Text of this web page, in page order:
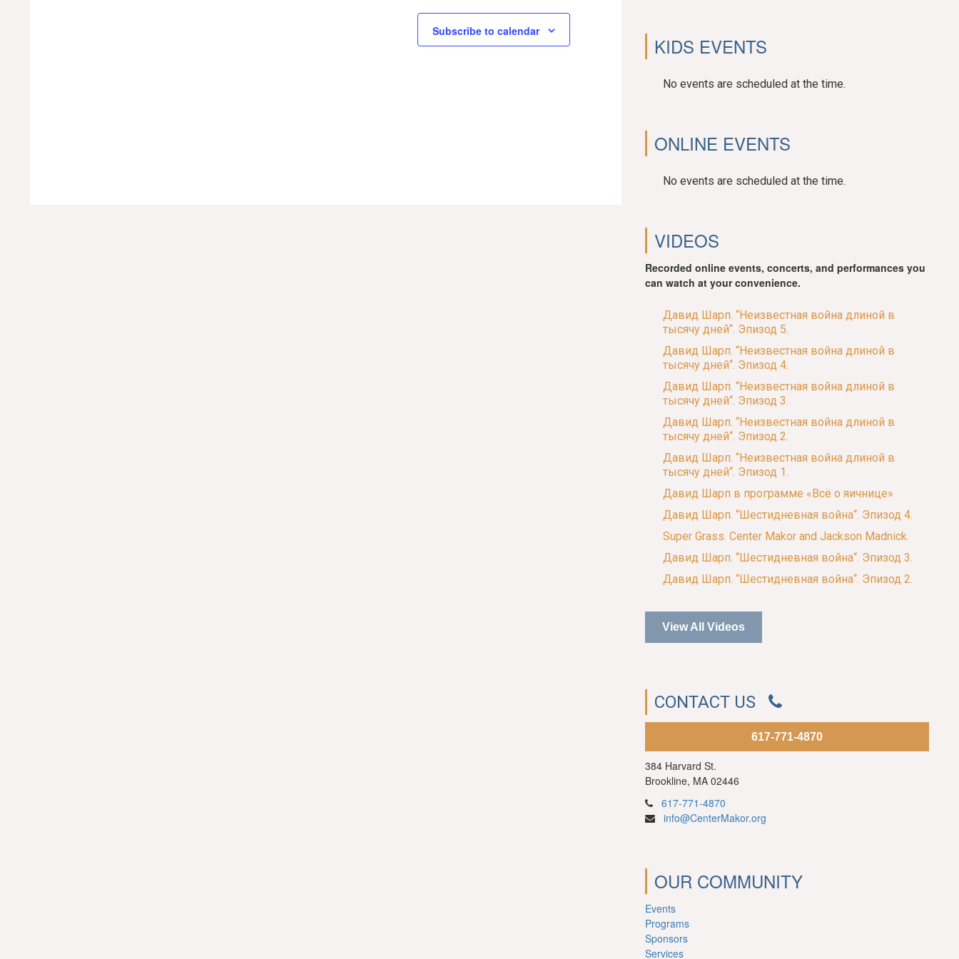
Subscribe to calendar
KIDS EVENTS
No events are scheduled at the time.
ONLINE EVENTS
No events are scheduled at the time.
VIDEOS
Recorded online events, concerts, and performances you
can watch at your convenience.
Давид Шарп. “Неизвестная война длиной в
тысячу дней“. Эпизод 5.
Давид Шарп. “Неизвестная война длиной в
тысячу дней“. Эпизод 4.
Давид Шарп. “Неизвестная война длиной в
тысячу дней“. Эпизод 3.
Давид Шарп. “Неизвестная война длиной в
тысячу дней“. Эпизод 2.
Давид Шарп. “Неизвестная война длиной в
тысячу дней“. Эпизод 1.
Давид Шарп в программе «Всё о яичнице»
Давид Шарп. “Шестидневная война“. Эпизод 4.
Super Grass. Center Makor and Jackson Madnick.
Давид Шарп. “Шестидневная война“. Эпизод 3.
Давид Шарп. “Шестидневная война“. Эпизод 2.
View All Videos
CONTACT US
617-771-4870
384 Harvard St.
Brookline, MA 02446
617-771-4870
info@CenterMakor.org
OUR COMMUNITY
Events
Programs
Sponsors
Services